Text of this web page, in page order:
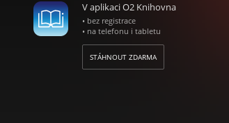
V aplikaci O2 Knihovna
• bez registrace
• na telefonu i tabletu
STÁHNOUT ZDARMA